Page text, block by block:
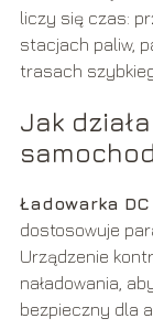
liczy się czas:
stacjach paliw,
trasach
Jak
Ładowarka
dostosowuje
Urządzenie
naładowania,
bezpieczny dla